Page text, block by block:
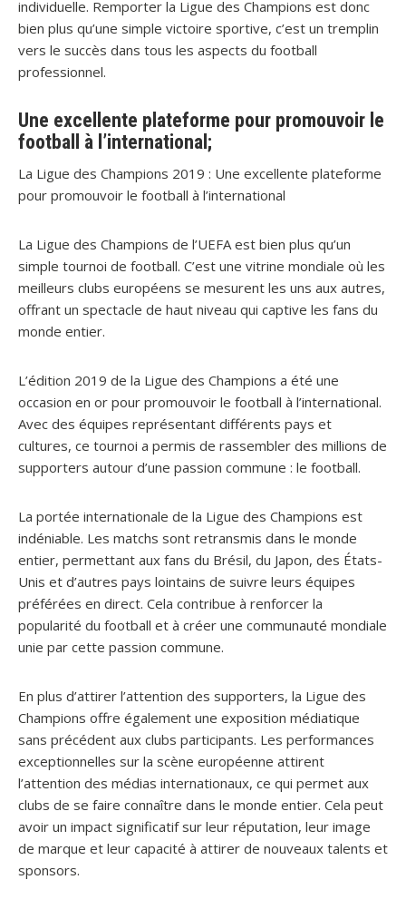
individuelle. Remporter la Ligue des Champions est donc
bien plus qu’une simple victoire sportive, c’est un tremplin
vers le succès dans tous les aspects du football
professionnel.
Une excellente plateforme pour promouvoir le
football à l’international;
La Ligue des Champions 2019 : Une excellente plateforme
pour promouvoir le football à l’international
La Ligue des Champions de l’UEFA est bien plus qu’un
simple tournoi de football. C’est une vitrine mondiale où les
meilleurs clubs européens se mesurent les uns aux autres,
offrant un spectacle de haut niveau qui captive les fans du
monde entier.
L’édition 2019 de la Ligue des Champions a été une
occasion en or pour promouvoir le football à l’international.
Avec des équipes représentant différents pays et
cultures, ce tournoi a permis de rassembler des millions de
supporters autour d’une passion commune : le football.
La portée internationale de la Ligue des Champions est
indéniable. Les matchs sont retransmis dans le monde
entier, permettant aux fans du Brésil, du Japon, des États-
Unis et d’autres pays lointains de suivre leurs équipes
préférées en direct. Cela contribue à renforcer la
popularité du football et à créer une communauté mondiale
unie par cette passion commune.
En plus d’attirer l’attention des supporters, la Ligue des
Champions offre également une exposition médiatique
sans précédent aux clubs participants. Les performances
exceptionnelles sur la scène européenne attirent
l’attention des médias internationaux, ce qui permet aux
clubs de se faire connaître dans le monde entier. Cela peut
avoir un impact significatif sur leur réputation, leur image
de marque et leur capacité à attirer de nouveaux talents et
sponsors.